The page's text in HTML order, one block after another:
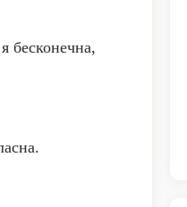
бесконечна,